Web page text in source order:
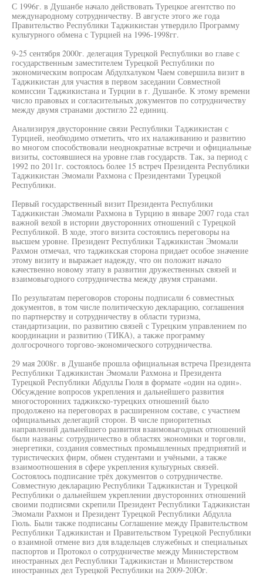
С 1996г. в Душанбе начало действовать Турецкое агентство по
международному сотрудничеству. В августе этого же года
Правительство Республики Таджикистан утвердило Программу
культурного обмена с Турцией на 1996-1998гг.
9-25 сентября 2000г. делегация Турецкой Республики во главе с
государственным заместителем Турецкой Республики по
экономическим вопросам Абдулхалуком Чаем совершила визит в
Таджикистан для участия в первом заседании Совместной
комиссии Таджикистана и Турции в г. Душанбе. К этому времени
число правовых и согласительных документов по сотрудничеству
между двумя странами достигло 22 единиц.
Анализируя двусторонние связи Республики Таджикистан с
Турцией, необходимо отметить, что их налаживанию и развитию
во многом способствовали неоднократные встречи и официальные
визиты, состоявшиеся на уровне глав государств. Так, за период с
1992 по 2011г. состоялось более 15 встреч Президента Республики
Таджикистан Эмомали Рахмона с Президентами Турецкой
Республики.
Первый государственный визит Президента Республики
Таджикистан Эмомали Рахмона в Турцию в январе 2007 года стал
важной вехой в истории двусторонних отношений с Турецкой
Республикой. В ходе, этого визита состоялись переговоры на
высшем уровне. Президент Республики Таджикистан Эмомали
Рахмон отмечал, что таджикская сторона придает особое значение
этому визиту и выражает надежду, что он положит начало
качественно новому этапу в развитии дружественных связей и
взаимовыгодного сотрудничества между двумя странами.
По результатам переговоров стороны подписали 6 совместных
документов, в том числе политическую декларацию, соглашения
по партнерству и сотрудничеству в области туризма,
стандартизации, по развитию связей с Турецким управлением по
координации и развитию (ТИКА), а также программу
долгосрочного торгово-экономического сотрудничества.
29 мая 2008г. в Душанбе прошла официальная встреча Президента
Республики Таджикистан Эмомали Рахмона и Президента
Турецкой Республики Абдуллы Гюля в формате «один на один».
Обсуждение вопросов укрепления и дальнейшего развития
многосторонних таджикско-турецких отношений было
продолжено на переговорах в расширенном составе, с участием
официальных делегаций сторон. В числе приоритетных
направлений дальнейшего развития взаимовыгодных отношений
были названы: сотрудничество в областях экономики и торговли,
энергетики, создания совместных промышленных предприятий и
туристических фирм, обмен студентами и учёными, а также
взаимоотношения в сфере укрепления культурных связей.
Состоялось подписание трёх документов о сотрудничестве.
Совместную декларацию Республики Таджикистан и Турецкой
Республики о дальнейшем укреплении двусторонних отношений
своими подписями скрепили Президент Республики Таджикистан
Эмомали Рахмон и Президент Турецкой Республики Абдулла
Гюль. Были также подписаны Соглашение между Правительством
Республики Таджикистан и Правительством Турецкой Республики
о взаимной отмене виз для владельцев служебных и специальных
паспортов и Протокол о сотрудничестве между Министерством
иностранных дел Республики Таджикистан и Министерством
иностранных дел Турецкой Республики на 2009-20Юг.